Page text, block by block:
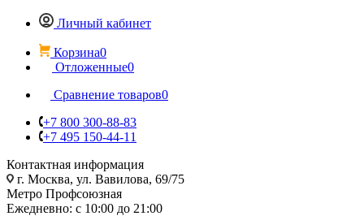
Личный кабинет
Корзина0
Отложенные0
Сравнение товаров0
+7 800 300-88-83
+7 495 150-44-11
Контактная информация
г. Москва, ул. Вавилова, 69/75
Метро Профсоюзная
Ежедневно: с 10:00 до 21:00